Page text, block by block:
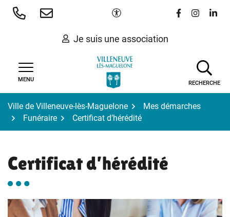
Aller
Paramètres d'accessibilité
Lien vers le
Lien vers
Lien
Je suis une association
MENU
RECHERCHE
Ville de Villeneuve-lès-Maguelone
Mes démarches
Funéraire
Certificat d’hérédité
Certificat d’hérédité